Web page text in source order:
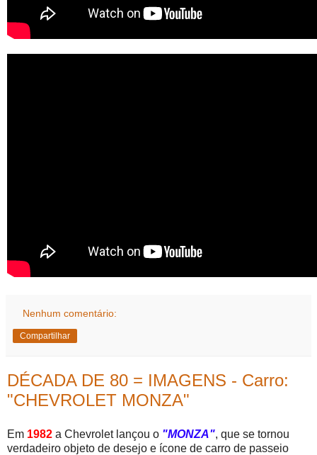
Nenhum comentário:
Compartilhar
DÉCADA DE 80 = IMAGENS - Carro:
"CHEVROLET MONZA"
Em 1982 a Chevrolet lançou o "MONZA", que se tornou
verdadeiro objeto de desejo e ícone de carro de passeio